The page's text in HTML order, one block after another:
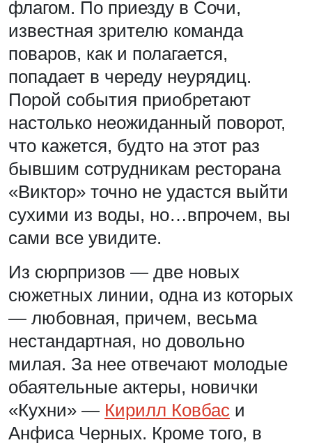
флагом. По приезду в Сочи,
известная зрителю команда
поваров, как и полагается,
попадает в череду неурядиц.
Порой события приобретают
настолько неожиданный поворот,
что кажется, будто на этот раз
бывшим сотрудникам ресторана
«Виктор» точно не удастся выйти
сухими из воды, но…впрочем, вы
сами все увидите.
Из сюрпризов — две новых
сюжетных линии, одна из которых
— любовная, причем, весьма
нестандартная, но довольно
милая. За нее отвечают молодые
обаятельные актеры, новички
«Кухни» — Кирилл Ковбас и
Анфиса Черных. Кроме того, в